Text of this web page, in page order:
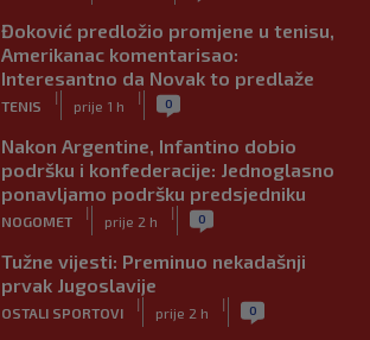
Đoković predložio promjene u tenisu,
Amerikanac komentarisao:
Interesantno da Novak to predlaže
TENIS
|
prije 1 h
| 0
Nakon Argentine, Infantino dobio
podršku i konfederacije: Jednoglasno
ponavljamo podršku predsjedniku
NOGOMET
|
prije 2 h
| 0
Tužne vijesti: Preminuo nekadašnji
prvak Jugoslavije
OSTALI SPORTOVI
|
prije 2 h
| 0